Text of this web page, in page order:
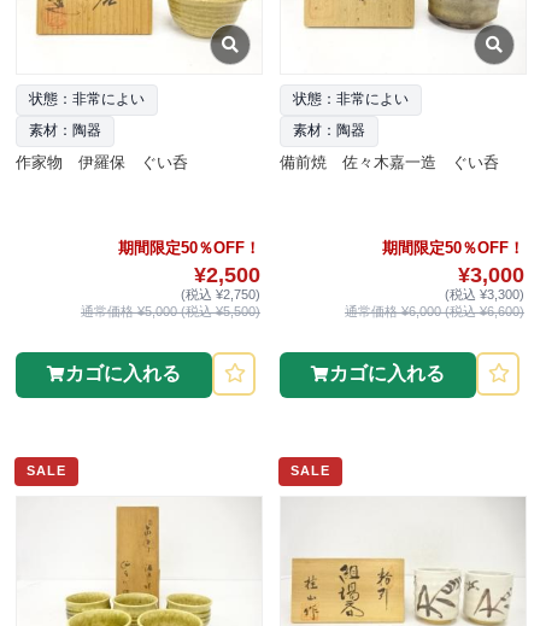
状態：非常によい
素材：陶器
作家物 伊羅保 ぐい呑
期間限定50％OFF！
¥2,500
(税込 ¥2,750)
通常価格 ¥5,000 (税込 ¥5,500)
カゴに入れる
状態：非常によい
素材：陶器
備前焼 佐々木嘉一造 ぐい呑
期間限定50％OFF！
¥3,000
(税込 ¥3,300)
通常価格 ¥6,000 (税込 ¥6,600)
カゴに入れる
SALE SALE